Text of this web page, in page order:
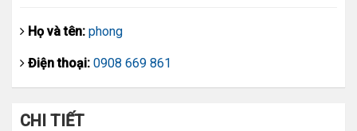
Họ và tên: phong
Điện thoại: 0908 669 861
CHI TIẾT